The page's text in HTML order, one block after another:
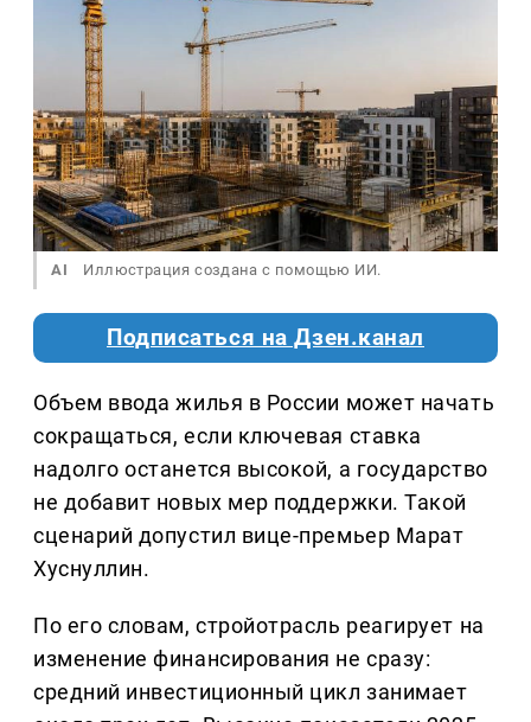
AI Иллюстрация создана с помощью ИИ.
Подписаться на Дзен.канал
Объем ввода жилья в России может начать
сокращаться, если ключевая ставка
надолго останется высокой, а государство
не добавит новых мер поддержки. Такой
сценарий допустил вице-премьер Марат
Хуснуллин.
По его словам, стройотрасль реагирует на
изменение финансирования не сразу:
средний инвестиционный цикл занимает